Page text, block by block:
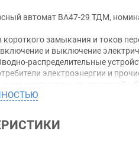
автомат ВА47-29 ТДМ,
замыкания и токов
и выключение
распределительные
электроэнергии и
характеристики
B (срабатывание в зоне
и групповых цепей.
пластина защищает корпус